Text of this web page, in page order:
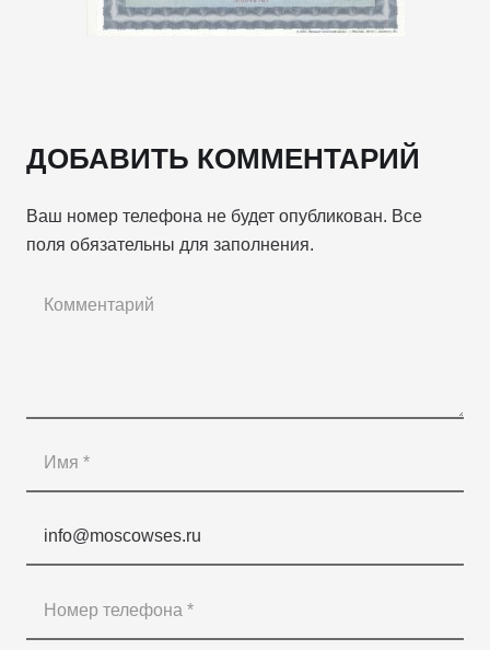
ДОБАВИТЬ КОММЕНТАРИЙ
Ваш номер телефона не будет опубликован. Все
поля обязательны для заполнения.